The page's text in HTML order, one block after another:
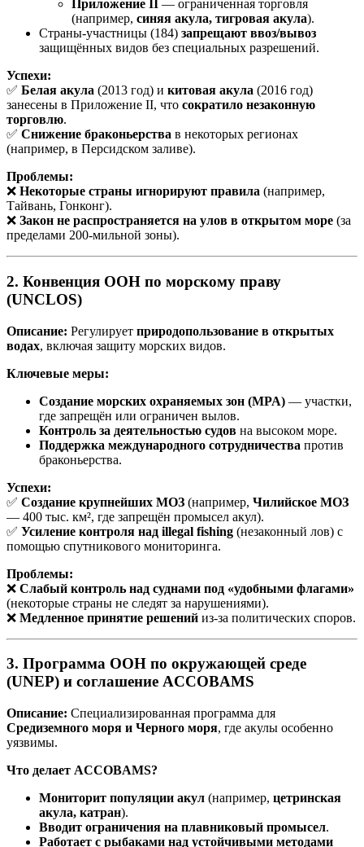
Приложение II — ограниченная торговля
(например, синяя акула, тигровая акула).
Страны-участницы (184) запрещают ввоз/вывоз
защищённых видов без специальных разрешений.
Успехи:
✅ Белая акула (2013 год) и китовая акула (2016 год)
занесены в Приложение II, что сократило незаконную
торговлю.
✅ Снижение браконьерства в некоторых регионах
(например, в Персидском заливе).
Проблемы:
❌ Некоторые страны игнорируют правила (например,
Тайвань, Гонконг).
❌ Закон не распространяется на улов в открытом море (за
пределами 200-мильной зоны).
2. Конвенция ООН по морскому праву
(UNCLOS)
Описание: Регулирует природопользование в открытых
водах, включая защиту морских видов.
Ключевые меры:
Создание морских охраняемых зон (MPA) — участки,
где запрещён или ограничен вылов.
Контроль за деятельностью судов на высоком море.
Поддержка международного сотрудничества против
браконьерства.
Успехи:
✅ Создание крупнейших МОЗ (например, Чилийское МОЗ
— 400 тыс. км², где запрещён промысел акул).
✅ Усиление контроля над illegal fishing (незаконный лов) с
помощью спутникового мониторинга.
Проблемы:
❌ Слабый контроль над суднами под «удобными флагами»
(некоторые страны не следят за нарушениями).
❌ Медленное принятие решений из-за политических споров.
3. Программа ООН по окружающей среде
(UNEP) и соглашение ACCOBAMS
Описание: Специализированная программа для
Средиземного моря и Черного моря, где акулы особенно
уязвимы.
Что делает ACCOBAMS?
Мониторит популяции акул (например, цетринская
акула, катран).
Вводит ограничения на плавниковый промысел.
Работает с рыбаками над устойчивыми методами